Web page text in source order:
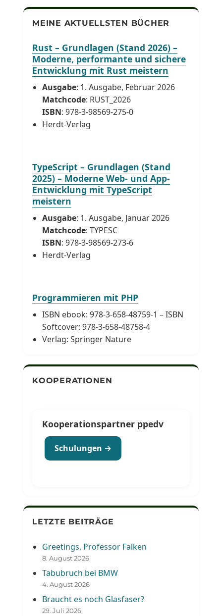
MEINE AKTUELLSTEN BÜCHER
Rust – Grundlagen (Stand 2026) –
Moderne, performante und sichere
Entwicklung mit Rust meistern
Ausgabe: 1. Ausgabe, Februar 2026
Matchcode: RUST_2026
ISBN: 978-3-98569-275-0
Herdt-Verlag
TypeScript – Grundlagen (Stand
2025) – Moderne Web- und App-
Entwicklung mit TypeScript
meistern
Ausgabe: 1. Ausgabe, Januar 2026
Matchcode: TYPESC
ISBN: 978-3-98569-273-6
Herdt-Verlag
Programmieren mit PHP
ISBN ebook: 978-3-658-48759-1 – ISBN
Softcover: 978-3-658-48758-4
Verlag: Springer Nature
KOOPERATIONEN
Kooperationspartner ppedv
Schulungen →
LETZTE BEITRÄGE
Greetings, Professor Falken
8. August 2026
Tabubruch bei BMW
4. August 2026
Braucht es noch Glasfaser?
29. Juli 2026